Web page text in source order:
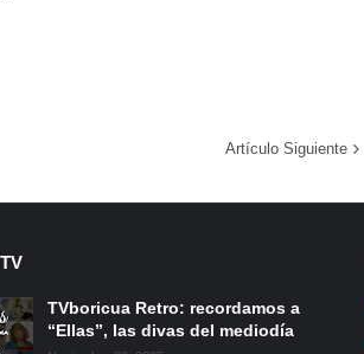
Artículo Siguiente
TVboricua Retro: recordamos a
“Ellas”, las divas del mediodía